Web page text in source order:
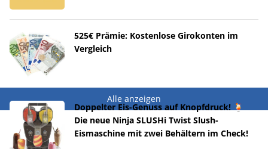
525€ Prämie: Kostenlose Girokonten im
Vergleich
Alle anzeigen
Doppelter Eis-Genuss auf Knopfdruck! 🍹
Die neue Ninja SLUSHi Twist Slush-
Eismaschine mit zwei Behältern im Check!